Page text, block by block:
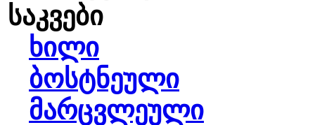
საკვები
ხილი
ბოსტნეული
მარცვლეული